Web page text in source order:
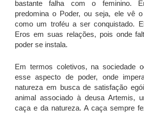
bastante falha com o feminino.
predomina o Poder, ou seja, ele vê o
como um troféu a ser conquistado.
Eros em suas relações, pois onde
poder se instala.
Em termos coletivos, na sociedade
esse aspecto de poder, onde
natureza em busca de satisfação
animal associado à deusa Artemis,
caça e da natureza. A caça sempre